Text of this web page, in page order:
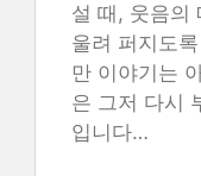
설 때, 웃음의
울려 퍼지도
만 이야기는
은 그저 다시
입니다…